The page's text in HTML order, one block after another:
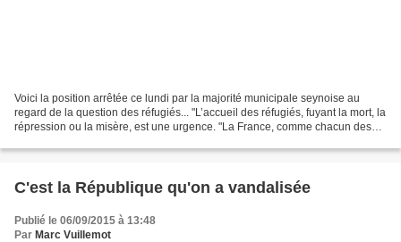
Voici la position arrêtée ce lundi par la majorité municipale seynoise au
regard de la question des réfugiés... "L’accueil des réfugiés, fuyant la mort, la
répression ou la misère, est une urgence. "La France, comme chacun des
C'est la République qu'on a vandalisée
Publié le 06/09/2015 à 13:48
Par Marc Vuillemot